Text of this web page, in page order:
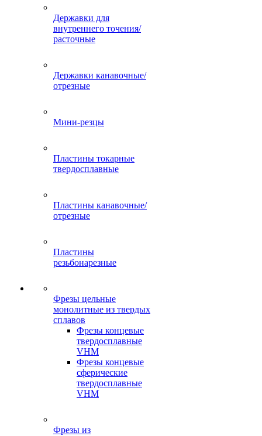
Державки для
внутреннего точения/
расточные
Державки канавочные/
отрезные
Мини-резцы
Пластины токарные
твердосплавные
Пластины канавочные/
отрезные
Пластины
резьбонарезные
Фрезы цельные
монолитные из твердых
сплавов
Фрезы концевые
твердосплавные
VHM
Фрезы концевые
сферические
твердосплавные
VHM
Фрезы из